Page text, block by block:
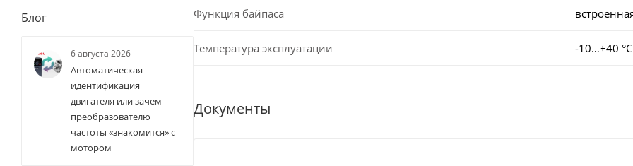
Функция байпаса
Температура эксплуатации -10…+40 °С
Документы
Блог
6 августа 2026
Автоматическая
идентификация
двигателя или зачем
преобразователю
частоты «знакомится» с
мотором